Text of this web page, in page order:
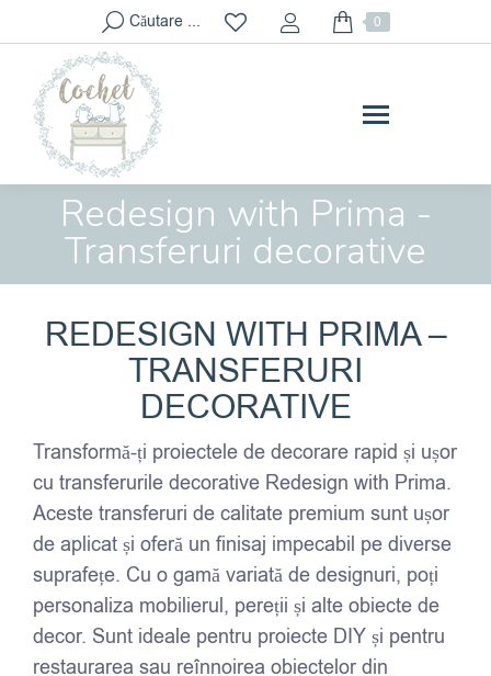
Search:Căutare ... 0
Redesign with Prima -
Transferuri decorative
You are here:
REDESIGN WITH PRIMA –
TRANSFERURI
DECORATIVE
Transformă-ți proiectele de decorare rapid și ușor
cu transferurile decorative Redesign with Prima.
Aceste transferuri de calitate premium sunt ușor
de aplicat și oferă un finisaj impecabil pe diverse
suprafețe. Cu o gamă variată de designuri, poți
personaliza mobilierul, pereții și alte obiecte de
decor. Sunt ideale pentru proiecte DIY și pentru
restaurarea sau reînnoirea obiectelor din